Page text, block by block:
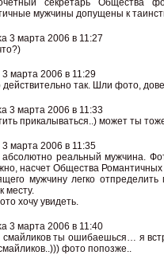
секретарь Общества
мужчины допущены к
3 марта 2006 в 11:27
3 марта 2006 в 11:29
действительно так. Шли фото,
3 марта 2006 в 11:33
прикалываться..) может ты
3 марта 2006 в 11:35
абсолютно реальный мужчина.
насчет Общества
мужчину легко
месту.
хочу увидеть.
3 марта 2006 в 11:40
смайликов ты ошибаешься… я
фото попозже..